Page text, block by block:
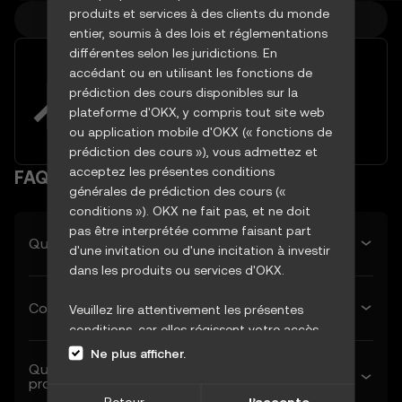
Plus de cours de crypto
Tirer parti de la volatilité du
marché grâce à des outils de
trading avancés
Essayer dès maintenant
FAQ
Quel est le cours prévu de STORJ demain ?
Combien vaudra STORJ la semaine suivante ?
Quelle est la prévision du cours de STORJ le mois
prochain ?
produits et services à des clients du monde
entier, soumis à des lois et réglementations
différentes selon les juridictions. En
accédant ou en utilisant les fonctions de
prédiction des cours disponibles sur la
plateforme d'OKX, y compris tout site web
ou application mobile d'OKX (« fonctions de
prédiction des cours »), vous admettez et
acceptez les présentes conditions
générales de prédiction des cours («
conditions »). OKX ne fait pas, et ne doit
pas être interprétée comme faisant part
d'une invitation ou d'une incitation à investir
dans les produits ou services d'OKX.
Veuillez lire attentivement les présentes
conditions, car elles régissent votre accès
aux fonctions de prévision des cours et leur
Ne plus afficher.